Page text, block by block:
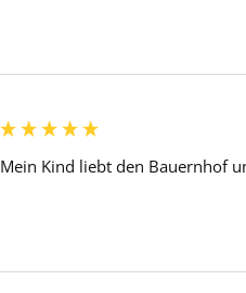
Mein Kind liebt den Bauernhof